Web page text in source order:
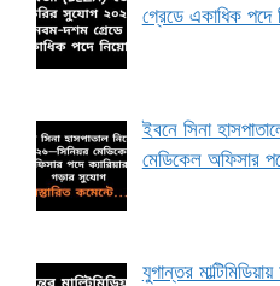
গ্রেডে একাধিক পদে
ইবনে সিনা
মেডিকেল অফিসার
যুগান্তর